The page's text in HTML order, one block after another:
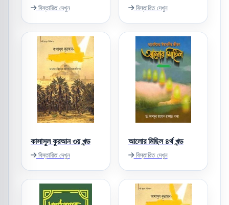
বিস্তারিত দেখুন বিস্তারিত দেখুন
কাসাসুল কুরআন ৩য় খন্ড
বিস্তারিত দেখুন
আলোর মিছিল ৪র্থ খন্ড
বিস্তারিত দেখুন